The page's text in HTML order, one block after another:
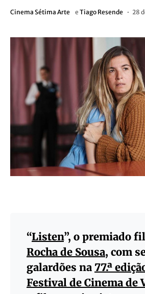
Cinema Sétima Arte e Tiago Resende 28
“Listen”, o premiado
Rocha de Sousa, com
galardões na 77.ª
Festival de Cinema de